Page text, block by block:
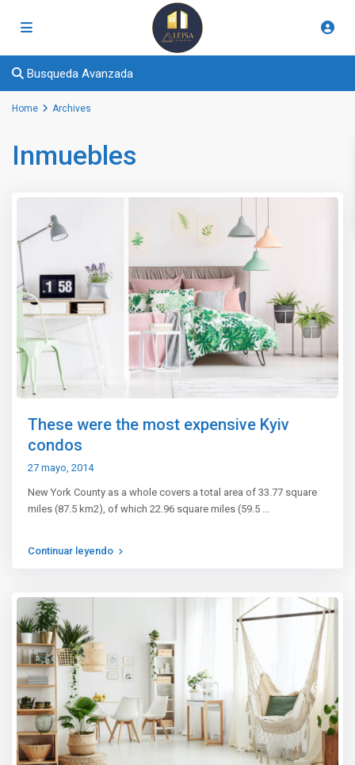
Busqueda Avanzada
Home Archives
Inmuebles
These were the most expensive Kyiv
condos
27 mayo, 2014
New York County as a whole covers a total area of 33.77 square
miles (87.5 km2), of which 22.96 square miles (59.5
Continuar leyendo